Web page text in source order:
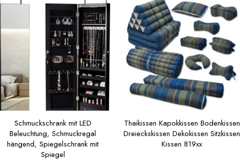
Schmuckschrank mit LED
Beleuchtung, Schmuckregal
hängend, Spiegelschrank mit
Spiegel
Thaikissen Kapokkissen Bodenkissen
Dreieckskissen Dekokissen Sitzkissen
Kissen 819xx